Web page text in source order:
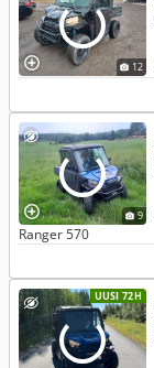
12
9
Ranger 570
UUSI 72H